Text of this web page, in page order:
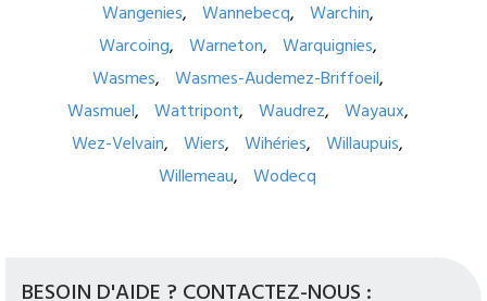
Wangenies
Wannebecq
Warchin
Warcoing
Warneton
Warquignies
Wasmes
Wasmes-Audemez-Briffoeil
Wasmuel
Wattripont Waudrez
Wayaux
Wez-Velvain
Wiers Wihéries
Willaupuis
Willemeau
Wodecq
BESOIN D'AIDE ? CONTACTEZ-NOUS :